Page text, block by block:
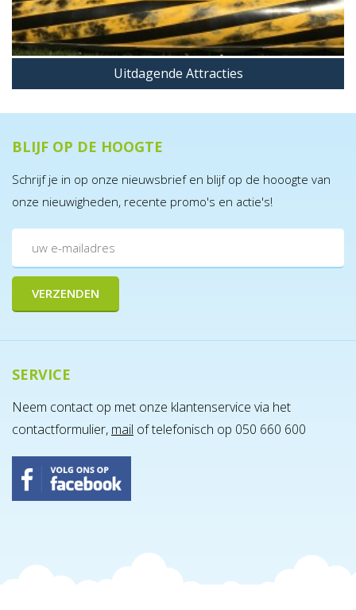
Uitdagende Attracties
BLIJF OP DE HOOGTE
Schrijf je in op onze nieuwsbrief en blijf op de hooogte van
onze nieuwigheden, recente promo's en actie's!
SERVICE
Neem contact op met onze klantenservice via het
contactformulier, mail of telefonisch op 050 660 600